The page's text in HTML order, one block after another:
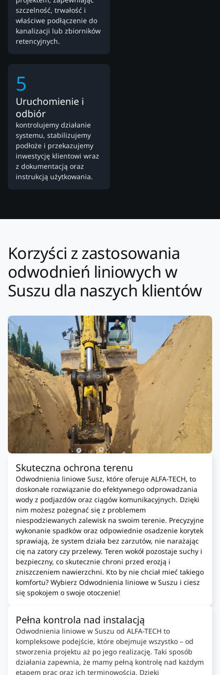
szczelność, trwałość i
właściwe podłączenie do
kanalizacji lub zbiorników
retencyjnych.
5
Uruchomienie i
odbiór
kontrolujemy działanie
systemu, stabilizujemy
podłoże i przekazujemy
inwestycję klientowi wraz
z dokumentacją oraz
instrukcją użytkowania.
Korzyści z zastosowania
odwodnień liniowych w
Suszu dla naszych klientów
Skuteczna ochrona terenu
Odwodnienia liniowe Susz, które oferuje ALFA-TECH, to
doskonałe rozwiązanie do efektywnego odprowadzania
wody z podjazdów oraz ciągów komunikacyjnych. Dzięki
nim możesz pożegnać się z problemem
niespodziewanych zalewisk na swoim terenie. Precyzyjne
wykonanie spadków oraz odpowiednie osadzenie korytek
sprawiają, że system działa bez zarzutów, nie narażając
cię na zatory czy przelewy. Teren wokół pozostaje suchy i
bezpieczny, co skutecznie chroni przed erozją i
zniszczeniem nawierzchni. Kto by nie chciał mieć takiego
komfortu? Wybierz Odwodnienia liniowe w Suszu i ciesz
się spokojem o swoje otoczenie!
Pełna kontrola nad instalacją
Odwodnienia liniowe w Suszu od ALFA-TECH to
kompleksowe podejście, które obejmuje wszystko – od
stworzenia projektu aż po jego realizację. Taki sposób
działania zapewnia, że mamy pełną kontrolę nad każdym
etapem prac oraz ich terminowością. Dzięki